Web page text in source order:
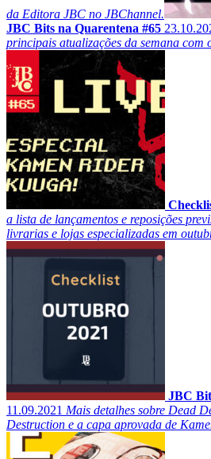
da Editora JBC no JBChannel.
JBC Bits na Quarentena #65
principais atualizações da semana com
a lista de lançamentos e reposições
livrarias e lojas especializadas em
JBC
11.09.2021 Mais detalhes sobre Dead
Destruction e a capa aprovada de